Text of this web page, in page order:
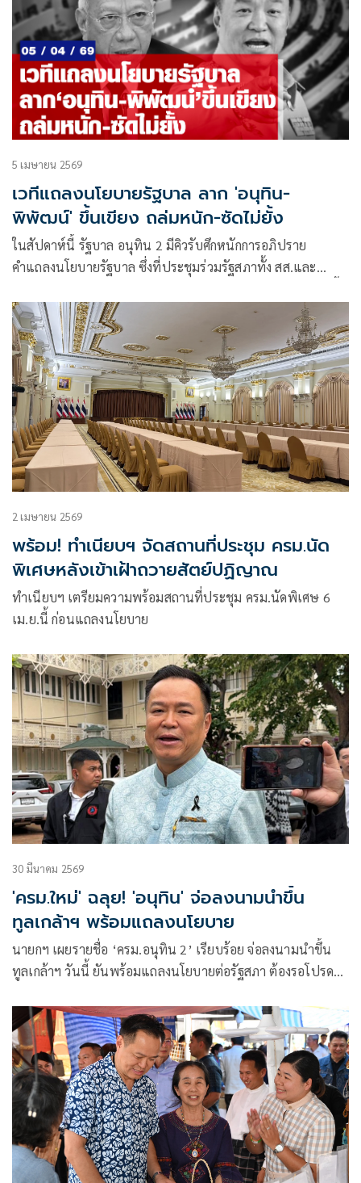
5 เมษายน 2569
เวทีแถลงนโยบายรัฐบาล ลาก 'อนุทิน-
พิพัฒน์' ขึ้นเขียง ถล่มหนัก-ซัดไม่ยั้ง
ในสัปดาห์นี้ รัฐบาล อนุทิน 2 มีคิวรับศึกหนักการอภิปราย
คำแถลงนโยบายรัฐบาล ซึ่งที่ประชุมร่วมรัฐสภาทั้ง สส.และ
2 เมษายน 2569
พร้อม! ทำเนียบฯ จัดสถานที่ประชุม ครม.นัด
พิเศษหลังเข้าเฝ้าถวายสัตย์ปฏิญาณ
ทำเนียบฯ เตรียมความพร้อมสถานที่ประชุม ครม.นัดพิเศษ 6
เม.ย.นี้ ก่อนแถลงนโยบาย
30 มีนาคม 2569
'ครม.ใหม่' ฉลุย! 'อนุทิน' จ่อลงนามนำขึ้น
ทูลเกล้าฯ พร้อมแถลงนโยบาย
นายกฯ เผยรายชื่อ ‘ครม.อนุทิน 2’ เรียบร้อย จ่อลงนามนำขึ้น
ทูลเกล้าฯ วันนี้ ยันพร้อมแถลงนโยบายต่อรัฐสภา ต้องรอโปรด